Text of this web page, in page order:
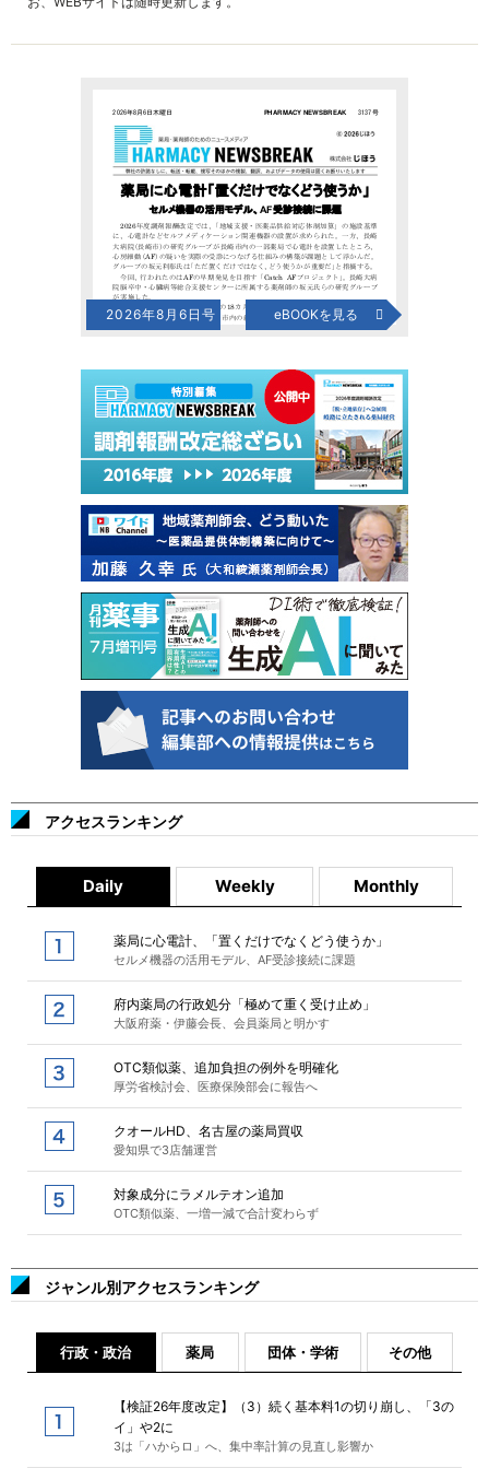
2026年8月6日号 eBOOKを見る
アクセスランキング
Daily Weekly Monthly
薬局に心電計、「置くだけでなくどう使うか」
セルメ機器の活用モデル、AF受診接続に課題
府内薬局の行政処分「極めて重く受け止め」
大阪府薬・伊藤会長、会員薬局と明かす
OTC類似薬、追加負担の例外を明確化
厚労省検討会、医療保険部会に報告へ
クオールHD、名古屋の薬局買収
愛知県で3店舗運営
対象成分にラメルテオン追加
OTC類似薬、一増一減で合計変わらず
ジャンル別アクセスランキング
行政・政治 薬局 団体・学術 その他
【検証26年度改定】（3）続く基本料1の切り崩し、「3の
イ」や2に
3は「ハからロ」へ、集中率計算の見直し影響か